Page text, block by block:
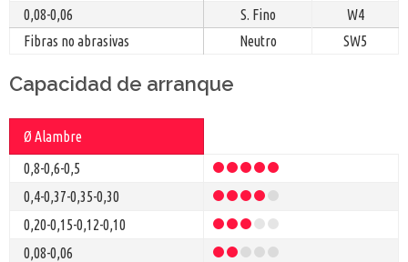
0,08-0,06
S. Fino
W4
Fibras no abrasivas
Neutro SW5
Capacidad de arranque
Ø Alambre
0,8-0,6-0,5
0,4-0,37-0,35-0,30
0,20-0,15-0,12-0,10
0,08-0,06